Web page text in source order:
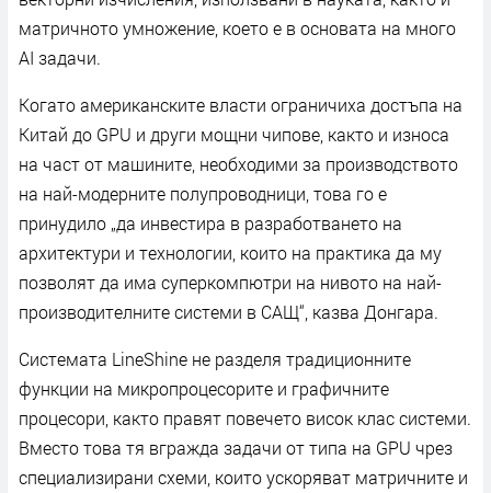
матричното умножение, което е в основата на много
AI задачи.
Когато американските власти ограничиха достъпа на
Китай до GPU и други мощни чипове, както и износа
на част от машините, необходими за производството
на най-модерните полупроводници, това го е
принудило „да инвестира в разработването на
архитектури и технологии, които на практика да му
позволят да има суперкомпютри на нивото на най-
производителните системи в САЩ“, казва Донгара.
Системата LineShine не разделя традиционните
функции на микропроцесорите и графичните
процесори, както правят повечето висок клас системи.
Вместо това тя вгражда задачи от типа на GPU чрез
специализирани схеми, които ускоряват матричните и